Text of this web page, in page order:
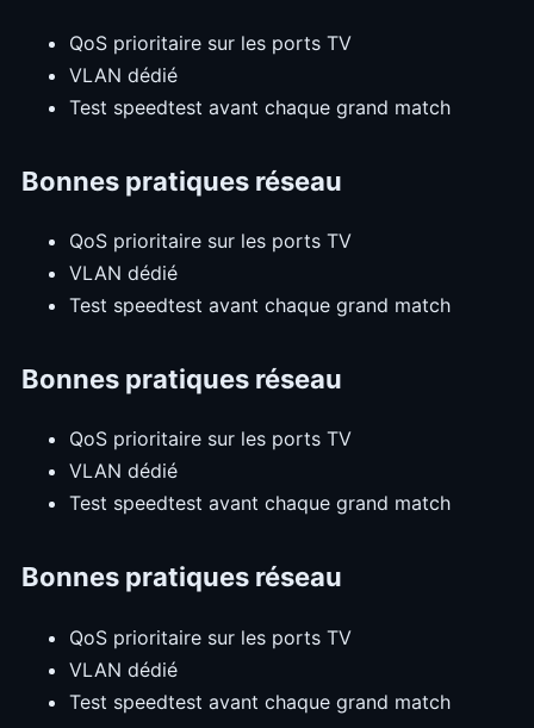
QoS prioritaire sur les ports TV
VLAN dédié
Test speedtest avant chaque grand match
Bonnes pratiques réseau
QoS prioritaire sur les ports TV
VLAN dédié
Test speedtest avant chaque grand match
Bonnes pratiques réseau
QoS prioritaire sur les ports TV
VLAN dédié
Test speedtest avant chaque grand match
Bonnes pratiques réseau
QoS prioritaire sur les ports TV
VLAN dédié
Test speedtest avant chaque grand match